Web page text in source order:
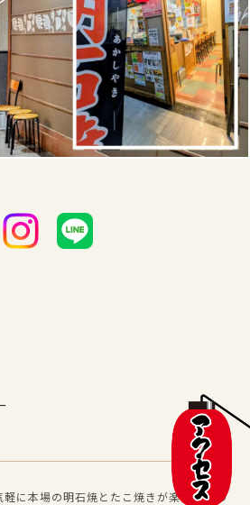
に本場の明石焼とたこ焼きが楽しめるの